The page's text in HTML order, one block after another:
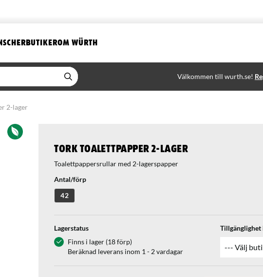
BUTIKEROM WÜRTH
Välkommen till wurth.se!
2-lager
Tork toalettpapper 2-lager
Toalettpappersrullar med 2-lagerspapper
Antal/förp
42
Lagerstatus
Finns i lager (18 förp)
Beräknad leverans inom 1 - 2 vardagar